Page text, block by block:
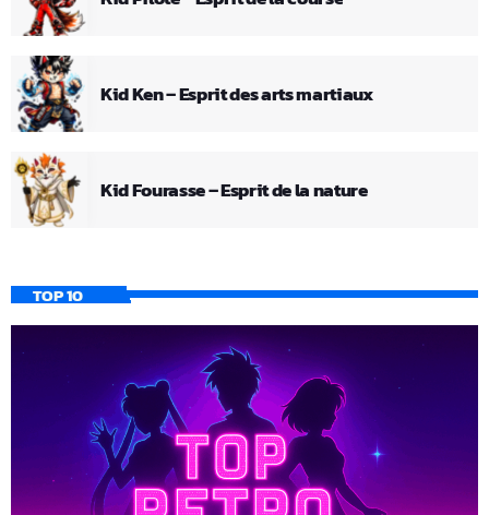
Kid Ken – Esprit des arts martiaux
Kid Fourasse – Esprit de la nature
TOP 10